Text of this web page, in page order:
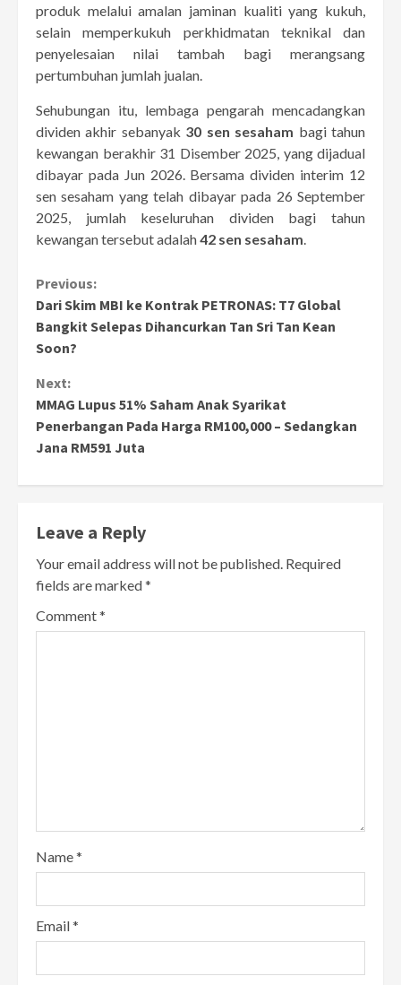
produk melalui amalan jaminan kualiti yang kukuh,
selain memperkukuh perkhidmatan teknikal dan
penyelesaian nilai tambah bagi merangsang
pertumbuhan jumlah jualan.
Sehubungan itu, lembaga pengarah mencadangkan
dividen akhir sebanyak 30 sen sesaham bagi tahun
kewangan berakhir 31 Disember 2025, yang dijadual
dibayar pada Jun 2026. Bersama dividen interim 12
sen sesaham yang telah dibayar pada 26 September
2025, jumlah keseluruhan dividen bagi tahun
kewangan tersebut adalah42 sen sesaham.
Continue
Reading
Previous:
Dari Skim MBI ke Kontrak PETRONAS: T7 Global
Bangkit Selepas Dihancurkan Tan Sri Tan Kean
Soon?
Next:
MMAG Lupus 51% Saham Anak Syarikat
Penerbangan Pada Harga RM100,000 – Sedangkan
Jana RM591 Juta
Leave a Reply
Your email address will not be published. Required
fields are marked*
Comment*
Name*
Email*